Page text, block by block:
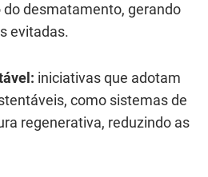
desmatamento, gerando
evitadas.
iniciativas que adotam
como sistemas de
regenerativa, reduzindo as